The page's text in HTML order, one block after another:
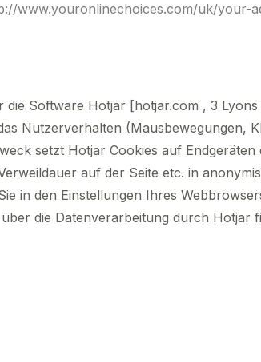
www.youronlinechoices.com/uk/your-
Software Hotjar [hotjar.com , 3 Lyons
Nutzerverhalten (Mausbewegungen,
setzt Hotjar Cookies auf
auf der Seite etc. in
in den Einstellungen Ihres
die Datenverarbeitung durch Hotjar